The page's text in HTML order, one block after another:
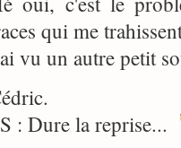
qui me
vu un autre petit
: Dure la reprise...